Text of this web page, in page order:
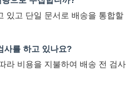
있고 단일 문서로 배송을 통합할
사를 하고 있나요?
라 비용을 지불하여 배송 전 검사